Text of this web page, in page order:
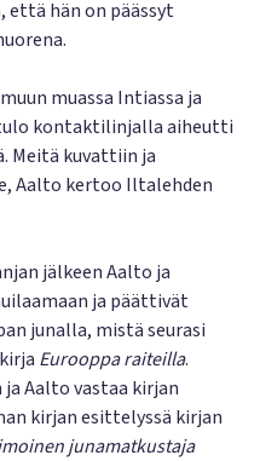
että hän on päässyt
muassa Intiassa ja
tulo kontaktilinjalla aiheutti
Meitä kuvattiin ja
Aalto kertoo Iltalehden
jälkeen Aalto ja
ja päättivät
junalla, mistä seurasi
Eurooppa raiteilla.
Aalto vastaa kirjan
kirjan esittelyssä kirjan
junamatkustaja